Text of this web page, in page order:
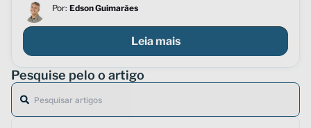
Por: Edson Guimarães
Leia mais
Pesquise pelo o artigo